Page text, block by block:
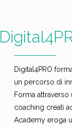
Digital4PRO
un percorso di
Forma
coaching creati
Academy eroga